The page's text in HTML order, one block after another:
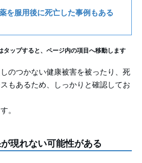
を服用後に死亡した事例もある
ップすると、ページ内の項目へ移動します
のつかない健康被害を被ったり、死
もあるため、しっかりと確認してお
。
現れない可能性がある